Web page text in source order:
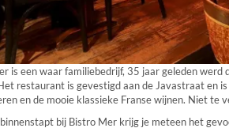
is een waar familiebedrijf, 35 jaar geleden werd
restaurant is gevestigd aan de Javastraat en
en de mooie klassieke Franse wijnen. Niet
bij Bistro Mer krijg je meteen het